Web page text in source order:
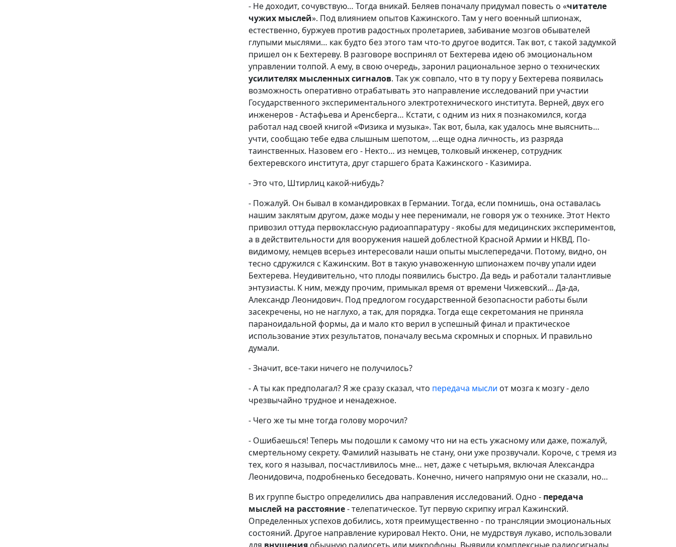
- Не доходит, сочувствую… Тогда вникай. Беляев поначалу придумал повесть о «читателе
чужих мыслей». Под влиянием опытов Кажинского. Там у него военный шпионаж,
естественно, буржуев против радостных пролетариев, забивание мозгов обывателей
глупыми мыслями… как будто без этого там что-то другое водится. Так вот, с такой задумкой
пришел он к Бехтереву. В разговоре воспринял от Бехтерева идею об эмоциональном
управлении толпой. А ему, в свою очередь, заронил рациональное зерно о технических
усилителях мысленных сигналов. Так уж совпало, что в ту пору у Бехтерева появилась
возможность оперативно отрабатывать это направление исследований при участии
Государственного экспериментального электротехнического института. Верней, двух его
инженеров - Астафьева и Аренсберга… Кстати, с одним из них я познакомился, когда
работал над своей книгой «Физика и музыка». Так вот, была, как удалось мне выяснить…
учти, сообщаю тебе едва слышным шепотом, …еще одна личность, из разряда
таинственных. Назовем его - Некто… из немцев, толковый инженер, сотрудник
бехтеревского института, друг старшего брата Кажинского - Казимира.
- Это что, Штирлиц какой-нибудь?
- Пожалуй. Он бывал в командировках в Германии. Тогда, если помнишь, она оставалась
нашим заклятым другом, даже моды у нее перенимали, не говоря уж о технике. Этот Некто
привозил оттуда первоклассную радиоаппаратуру - якобы для медицинских экспериментов,
а в действительности для вооружения нашей доблестной Красной Армии и НКВД. По-
видимому, немцев всерьез интересовали наши опыты мыслепередачи. Потому, видно, он
тесно сдружился с Кажинским. Вот в такую унавоженную шпионажем почву упали идеи
Бехтерева. Неудивительно, что плоды появились быстро. Да ведь и работали талантливые
энтузиасты. К ним, между прочим, примыкал время от времени Чижевский… Да-да,
Александр Леонидович. Под предлогом государственной безопасности работы были
засекречены, но не наглухо, а так, для порядка. Тогда еще секретомания не приняла
параноидальной формы, да и мало кто верил в успешный финал и практическое
использование этих результатов, поначалу весьма скромных и спорных. И правильно
думали.
- Значит, все-таки ничего не получилось?
- А ты как предполагал? Я же сразу сказал, что передача мысли от мозга к мозгу - дело
чрезвычайно трудное и ненадежное.
- Чего же ты мне тогда голову морочил?
- Ошибаешься! Теперь мы подошли к самому что ни на есть ужасному или даже, пожалуй,
смертельному секрету. Фамилий называть не стану, они уже прозвучали. Короче, с тремя из
тех, кого я называл, посчастливилось мне… нет, даже с четырьмя, включая Александра
Леонидовича, подробненько беседовать. Конечно, ничего напрямую они не сказали, но…
В их группе быстро определились два направления исследований. Одно - передача
мыслей на расстояние- телепатическое. Тут первую скрипку играл Кажинский.
Определенных успехов добились, хотя преимущественно - по трансляции эмоциональных
состояний. Другое направление курировал Некто. Они, не мудрствуя лукаво, использовали